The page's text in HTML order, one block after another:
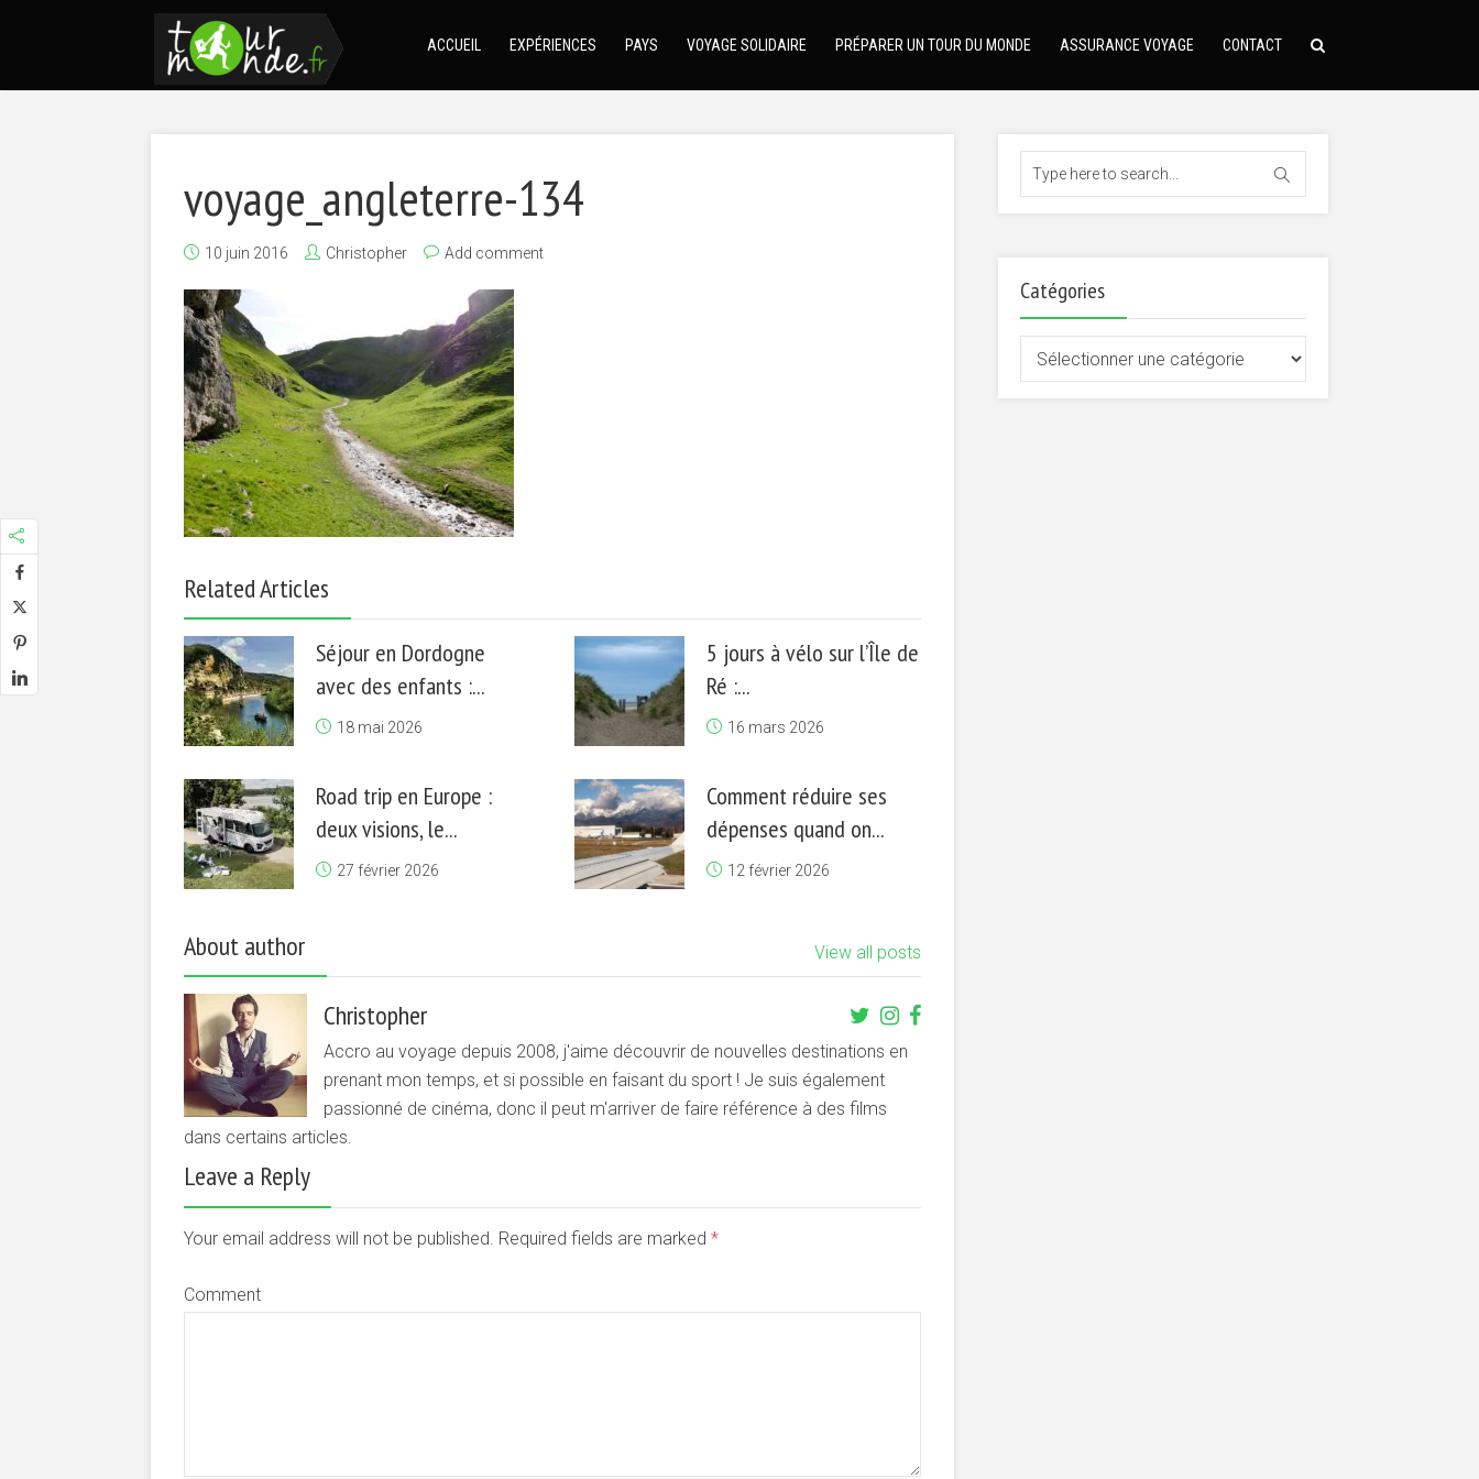
ACCUEIL EXPÉRIENCES PAYS VOYAGE SOLIDAIRE PRÉPARER UN TOUR DU MONDE ASSURANCE VOYAGE CONTACT
voyage_angleterre-134
10 juin 2016 Christopher Add comment
Related Articles
Séjour en Dordogne
avec des enfants :...
18 mai 2026
5 jours à vélo sur l’Île de
Ré :...
16 mars 2026
Road trip en Europe :
deux visions, le...
27 février 2026
Comment réduire ses
dépenses quand on...
12 février 2026
About author View all posts
Christopher
Accro au voyage depuis 2008, j'aime découvrir de nouvelles destinations en
prenant mon temps, et si possible en faisant du sport ! Je suis également
passionné de cinéma, donc il peut m'arriver de faire référence à des films
dans certains articles.
Leave a Reply
Your email address will not be published. Required fields are marked *
Comment
Catégories